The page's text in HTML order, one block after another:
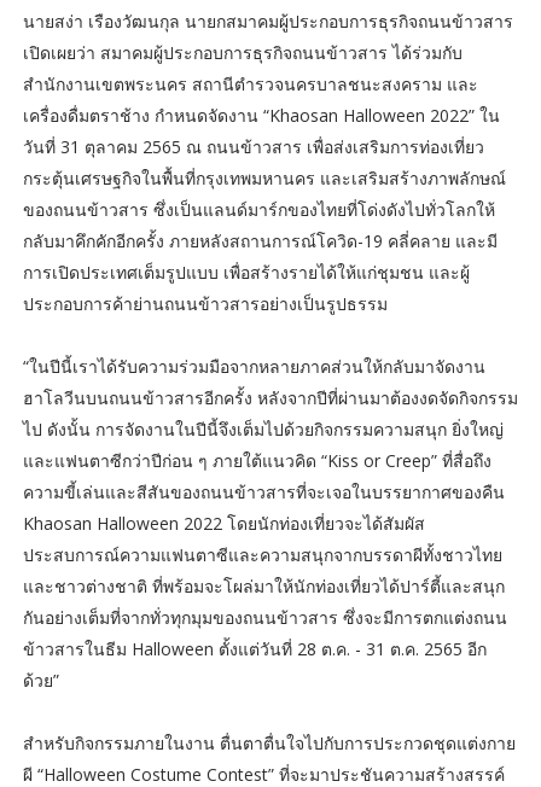
นายสง่า เรืองวัฒนกุล นายกสมาคมผู้ประกอบการธุรกิจถนนข้าวสาร
เปิดเผยว่า สมาคมผู้ประกอบการธุรกิจถนนข้าวสาร ได้ร่วมกับ
สำนักงานเขตพระนคร สถานีตำรวจนครบาลชนะสงคราม และ
เครื่องดื่มตราช้าง กำหนดจัดงาน “Khaosan Halloween 2022” ใน
วันที่ 31 ตุลาคม 2565 ณ ถนนข้าวสาร เพื่อส่งเสริมการท่องเที่ยว
กระตุ้นเศรษฐกิจในพื้นที่กรุงเทพมหานคร และเสริมสร้างภาพลักษณ์
ของถนนข้าวสาร ซึ่งเป็นแลนด์มาร์กของไทยที่โด่งดังไปทั่วโลกให้
กลับมาคึกคักอีกครั้ง ภายหลังสถานการณ์โควิด-19 คลี่คลาย และมี
การเปิดประเทศเต็มรูปแบบ เพื่อสร้างรายได้ให้แก่ชุมชน และผู้
ประกอบการค้าย่านถนนข้าวสารอย่างเป็นรูปธรรม
“ในปีนี้เราได้รับความร่วมมือจากหลายภาคส่วนให้กลับมาจัดงาน
ฮาโลวีนบนถนนข้าวสารอีกครั้ง หลังจากปีที่ผ่านมาต้องงดจัดกิจกรรม
ไป ดังนั้น การจัดงานในปีนี้จึงเต็มไปด้วยกิจกรรมความสนุก ยิ่งใหญ่
และแฟนตาซีกว่าปีก่อน ๆ ภายใต้แนวคิด “Kiss or Creep” ที่สื่อถึง
ความขี้เล่นและสีสันของถนนข้าวสารที่จะเจอในบรรยากาศของคืน
Khaosan Halloween 2022 โดยนักท่องเที่ยวจะได้สัมผัส
ประสบการณ์ความแฟนตาซีและความสนุกจากบรรดาผีทั้งชาวไทย
และชาวต่างชาติ ที่พร้อมจะโผล่มาให้นักท่องเที่ยวได้ปาร์ตี้และสนุก
กันอย่างเต็มที่จากทั่วทุกมุมของถนนข้าวสาร ซึ่งจะมีการตกแต่งถนน
ข้าวสารในธีม Halloween ตั้งแต่วันที่ 28 ต.ค. - 31 ต.ค. 2565 อีก
ด้วย”
สำหรับกิจกรรมภายในงาน ตื่นตาตื่นใจไปกับการประกวดชุดแต่งกาย
ผี “Halloween Costume Contest” ที่จะมาประชันความสร้างสรรค์